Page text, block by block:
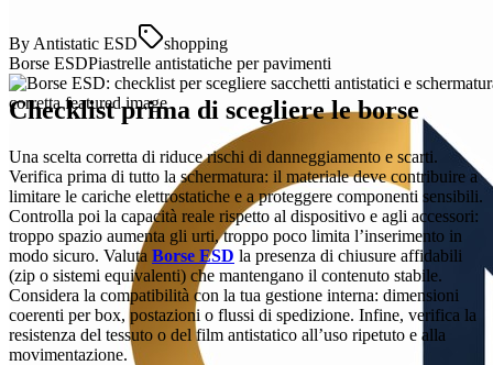
By Antistatic ESD
shopping
Borse ESDPiastrelle antistatiche per pavimenti
Checklist prima di scegliere le borse
Una scelta corretta di riduce rischi di danneggiamento e scarti.
Verifica prima di tutto la schermatura: il materiale deve contribuire a
limitare le cariche elettrostatiche e a proteggere componenti sensibili.
Controlla poi la capacità reale rispetto al dispositivo e agli accessori:
troppo spazio aumenta gli urti, troppo poco limita l’inserimento in
modo sicuro. Valuta Borse ESD la presenza di chiusure affidabili
(zip o sistemi equivalenti) che mantengano il contenuto stabile.
Considera la compatibilità con la tua gestione interna: dimensioni
coerenti per box, postazioni o flussi di spedizione. Infine, verifica la
resistenza del tessuto o del film antistatico all’uso ripetuto e alla
movimentazione.